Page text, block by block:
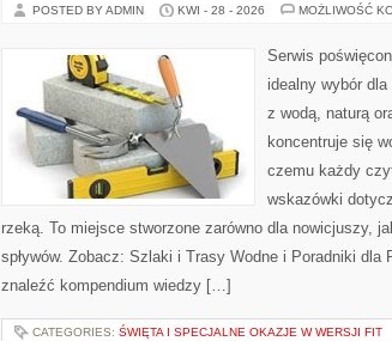
POSTED BY ADMIN KWI - 28 - 2026 MOŻLIWOŚĆ
Serwis
idealny wybór
z wodą, naturą
koncentruje się
czemu każdy
wskazówki
rzeką. To miejsce stworzone zarówno dla nowicjuszy,
spływów. Zobacz: Szlaki i Trasy Wodne i Poradniki dla
znaleźć kompendium wiedzy […]
CATEGORIES: ŚWIĘTA I SPECJALNE OKAZJE W WERSJI FIT